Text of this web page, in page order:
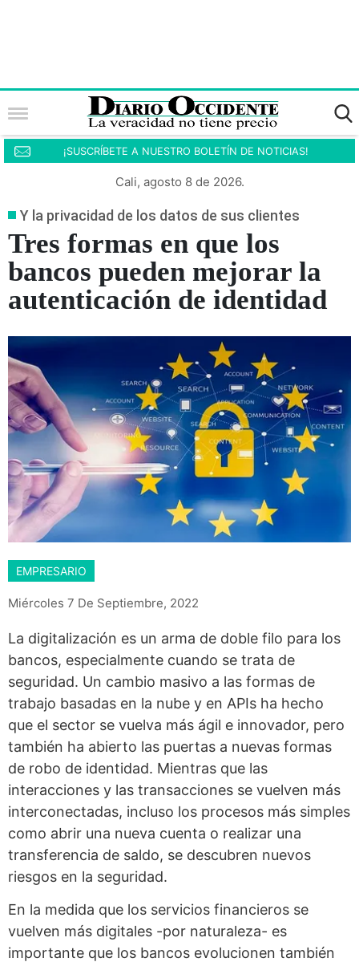
¡SUSCRÍBETE A NUESTRO BOLETÍN DE NOTICIAS!
Cali, agosto 8 de 2026.
Y la privacidad de los datos de sus clientes
Tres formas en que los
bancos pueden mejorar la
autenticación de identidad
EMPRESARIO
Miércoles 7 De Septiembre, 2022
La digitalización es un arma de doble filo para los
bancos, especialmente cuando se trata de
seguridad. Un cambio masivo a las formas de
trabajo basadas en la nube y en APIs ha hecho
que el sector se vuelva más ágil e innovador, pero
también ha abierto las puertas a nuevas formas
de robo de identidad. Mientras que las
interacciones y las transacciones se vuelven más
interconectadas, incluso los procesos más simples
como abrir una nueva cuenta o realizar una
transferencia de saldo, se descubren nuevos
riesgos en la seguridad.
En la medida que los servicios financieros se
vuelven más digitales -por naturaleza- es
importante que los bancos evolucionen también